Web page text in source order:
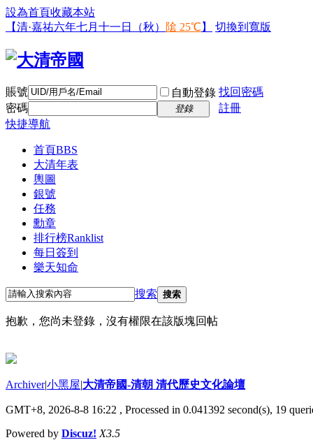
設為首頁收藏本站
【清·嘉祐六年七月十一日（秋）
隂 25℃ 】 切換到寬版
賬號 自動登錄 找回密碼
密碼
登錄
註冊
快捷導航
首頁BBS
大清年表
輿圖
銀號
任務
勳章
排行榜Ranklist
每日簽到
樂天知命
搜索 搜索
抱歉，您尚未登錄，沒有權限在該版塊回帖
Archiver|小黑屋|大清帝國-清朝 清代歷史文化論壇
GMT+8, 2026-8-8 16:22 , Processed in 0.041392 second(s), 19
Powered by Discuz! X3.5